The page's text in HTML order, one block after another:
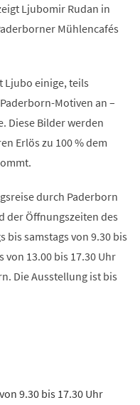
Ljubomir Rudan in
Mühlencafés
Ljubo einige, teils
Motiven an –
Diese Bilder werden
Erlös zu 100 % dem
durch Paderborn
der Öffnungszeiten des
bis samstags von 9.30 bis
von 13.00 bis 17.30 Uhr
Die Ausstellung ist bis
9.30 bis 17.30 Uhr